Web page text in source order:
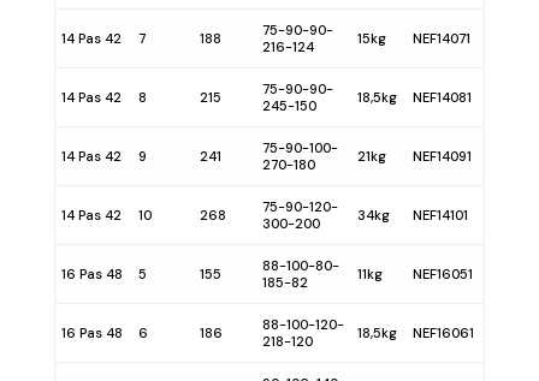
14 Pas 42 7 188
75-90-90-
216-124
15kg NEF14071
14 Pas 42 8 215
75-90-90-
245-150
18,5kg NEF14081
14 Pas 42 9 241
75-90-100-
270-180
21kg NEF14091
14 Pas 42 10 268
75-90-120-
300-200
34kg NEF14101
16 Pas 48 5 155
88-100-80-
185-82
11kg NEF16051
16 Pas 48 6 186
88-100-120-
218-120
18,5kg NEF16061